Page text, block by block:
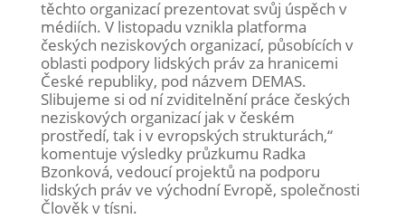
těchto organizací prezentovat svůj úspěch v
médiích. V listopadu vznikla platforma
českých neziskových organizací, působících v
oblasti podpory lidských práv za hranicemi
České republiky, pod názvem DEMAS.
Slibujeme si od ní zviditelnění práce českých
neziskových organizací jak v českém
prostředí, tak i v evropských strukturách,“
komentuje výsledky průzkumu Radka
Bzonková, vedoucí projektů na podporu
lidských práv ve východní Evropě, společnosti
Člověk v tísni.